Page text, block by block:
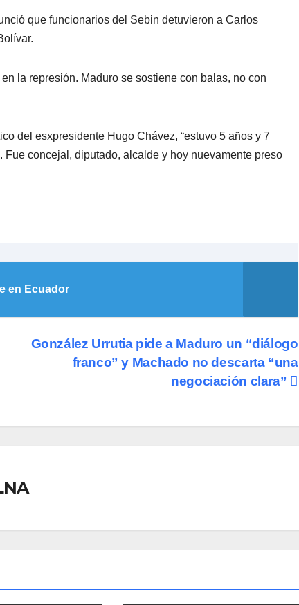
que funcionarios del Sebin detuvieron a Carlos
la represión. Maduro se sostiene con balas, no con
del esxpresidente Hugo Chávez, “estuvo 5 años y 7
concejal, diputado, alcalde y hoy nuevamente preso
en Ecuador
González Urrutia pide a Maduro un “diálogo
franco” y Machado no descarta “una
negociación clara”